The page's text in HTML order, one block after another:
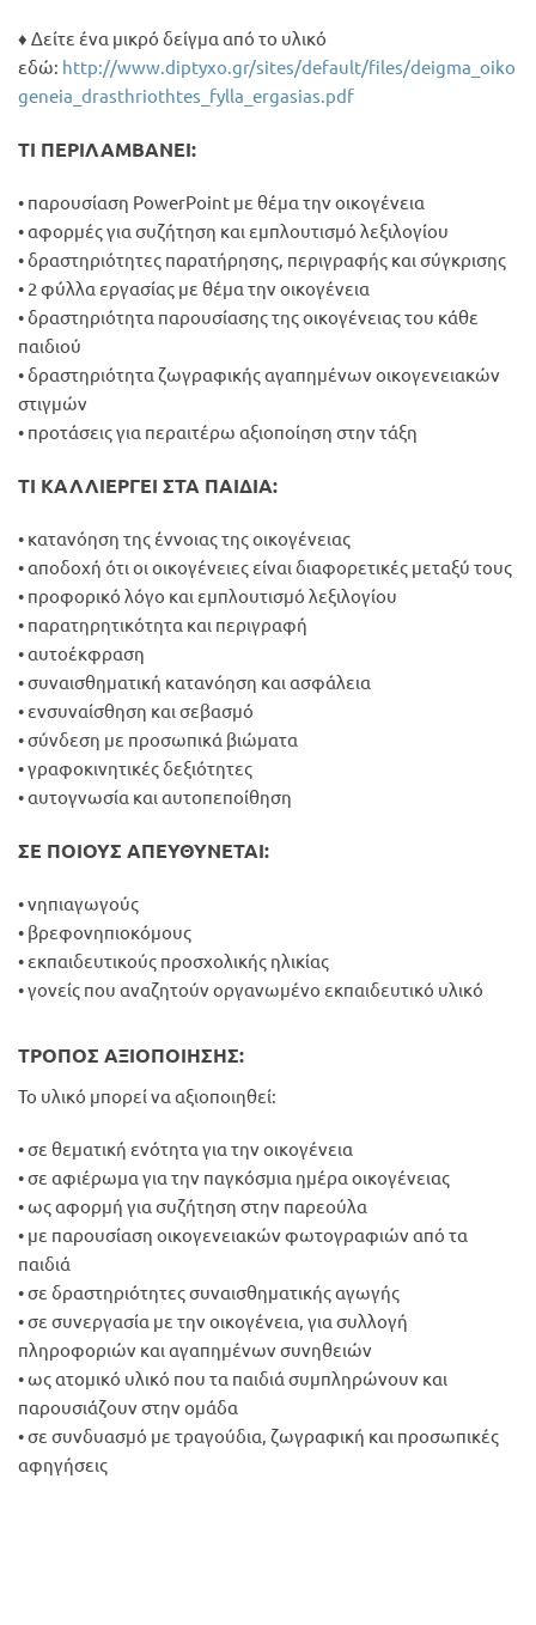
♦ Δείτε ένα μικρό δείγμα από το υλικό
εδώ: http://www.diptyxo.gr/sites/default/files/deigma_oiko
geneia_drasthriothtes_fylla_ergasias.pdf
ΤΙ ΠΕΡΙΛΑΜΒΑΝΕΙ:
• παρουσίαση PowerPoint με θέμα την οικογένεια
• αφορμές για συζήτηση και εμπλουτισμό λεξιλογίου
• δραστηριότητες παρατήρησης, περιγραφής και σύγκρισης
• 2 φύλλα εργασίας με θέμα την οικογένεια
• δραστηριότητα παρουσίασης της οικογένειας του κάθε
παιδιού
• δραστηριότητα ζωγραφικής αγαπημένων οικογενειακών
στιγμών
• προτάσεις για περαιτέρω αξιοποίηση στην τάξη
ΤΙ ΚΑΛΛΙΕΡΓΕΙ ΣΤΑ ΠΑΙΔΙΑ:
• κατανόηση της έννοιας της οικογένειας
• αποδοχή ότι οι οικογένειες είναι διαφορετικές μεταξύ τους
• προφορικό λόγο και εμπλουτισμό λεξιλογίου
• παρατηρητικότητα και περιγραφή
• αυτοέκφραση
• συναισθηματική κατανόηση και ασφάλεια
• ενσυναίσθηση και σεβασμό
• σύνδεση με προσωπικά βιώματα
• γραφοκινητικές δεξιότητες
• αυτογνωσία και αυτοπεποίθηση
ΣΕ ΠΟΙΟΥΣ ΑΠΕΥΘΥΝΕΤΑΙ:
• νηπιαγωγούς
• βρεφονηπιοκόμους
• εκπαιδευτικούς προσχολικής ηλικίας
• γονείς που αναζητούν οργανωμένο εκπαιδευτικό υλικό
ΤΡΟΠΟΣ ΑΞΙΟΠΟΙΗΣΗΣ:
Το υλικό μπορεί να αξιοποιηθεί:
• σε θεματική ενότητα για την οικογένεια
• σε αφιέρωμα για την παγκόσμια ημέρα οικογένειας
• ως αφορμή για συζήτηση στην παρεούλα
• με παρουσίαση οικογενειακών φωτογραφιών από τα
παιδιά
• σε δραστηριότητες συναισθηματικής αγωγής
• σε συνεργασία με την οικογένεια, για συλλογή
πληροφοριών και αγαπημένων συνηθειών
• ως ατομικό υλικό που τα παιδιά συμπληρώνουν και
παρουσιάζουν στην ομάδα
• σε συνδυασμό με τραγούδια, ζωγραφική και προσωπικές
αφηγήσεις